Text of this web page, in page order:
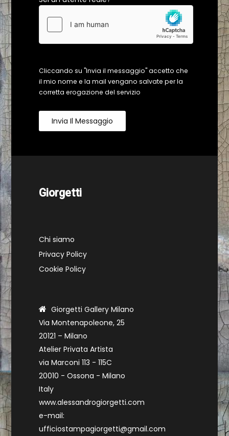
Cliccando su "Invia il messaggio" accetto che
il mio nome e la mail vengano salvate per la
corretta erogazione del servizio
Invia Il Messaggio
Giorgetti
Chi siamo
Privacy Policy
Cookie Policy
Giorgetti Gallery Milano
Via Montenapoleone, 25
20121 – Milano
Atelier Privata Artista
via Marconi 113 - 115C
20010 - Ossona - Milano
Italy
www.alessandrogiorgetti.com
e-mail:
ufficiostampagiorgetti@gmail.com